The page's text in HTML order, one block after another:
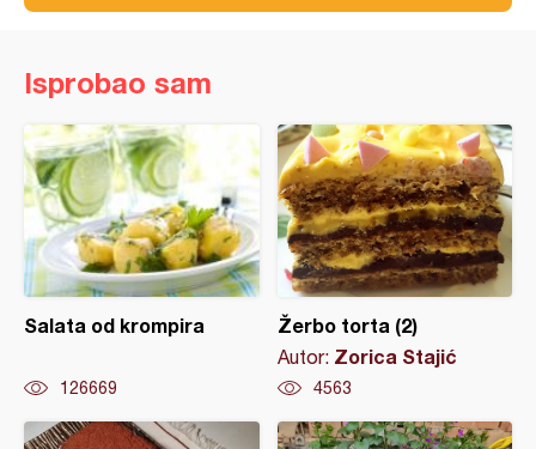
Isprobao sam
Salata od krompira
126669
Žerbo torta (2)
Autor: Zorica Stajić
4563